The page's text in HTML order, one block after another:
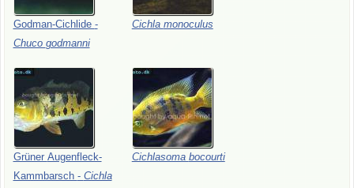
Godman-Cichlide -
Chuco godmanni
Cichla monoculus
Grüner Augenfleck-
Kammbarsch - Cichla
Cichlasoma bocourti